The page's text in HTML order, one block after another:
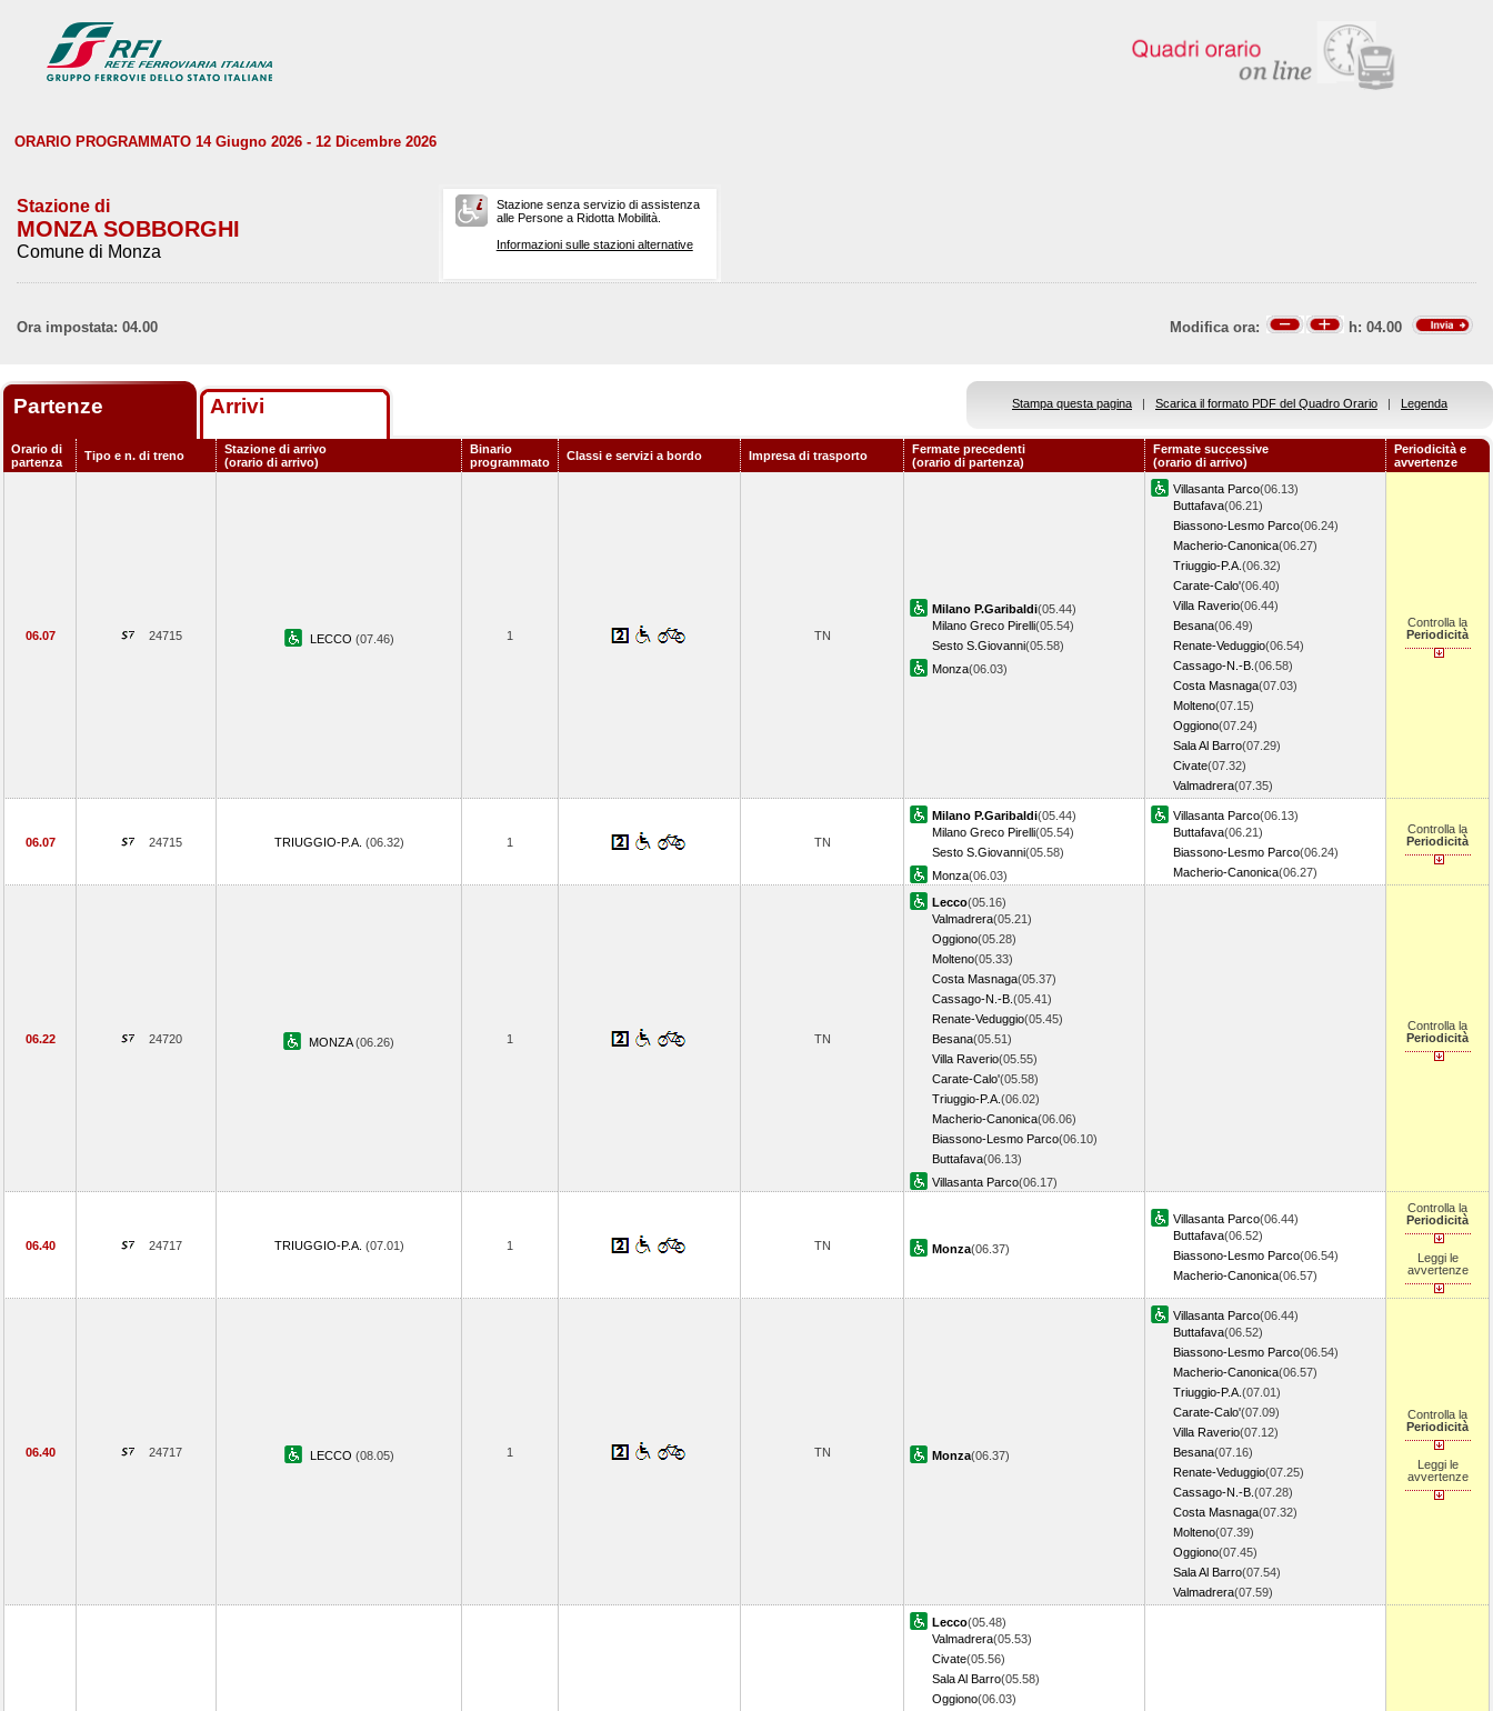
ORARIO PROGRAMMATO 14 Giugno 2026 - 12 Dicembre 2026
Stazione di
MONZA SOBBORGHI
Comune di Monza
Stazione senza servizio di assistenza
alle Persone a Ridotta Mobilità.
Informazioni sulle stazioni alternative
Ora impostata: 04.00 Modifica ora: h: 04.00
Partenze Arrivi Stampa questa pagina | Scarica il formato PDF del Quadro Orario | Legenda
Orario di
partenza
Tipo e n. di treno
Stazione di arrivo
(orario di arrivo)
Binario
programmato
Classi e servizi a bordo Impresa di trasporto
Fermate precedenti
(orario di partenza)
Fermate successive
(orario di arrivo)
Periodicità e
avvertenze
06.07 24715 LECCO (07.46) 1 TN
Milano P.Garibaldi(05.44)
Milano Greco Pirelli(05.54)
Sesto S.Giovanni(05.58)
Monza(06.03)
Villasanta Parco(06.13)
Buttafava(06.21)
Biassono-Lesmo Parco(06.24)
Macherio-Canonica(06.27)
Triuggio-P.A. (06.32)
Carate-Calo'(06.40)
Villa Raverio(06.44)
Besana(06.49)
Renate-Veduggio(06.54)
Cassago-N.-B. (06.58)
Costa Masnaga(07.03)
Molteno(07.15)
Oggiono(07.24)
Sala Al Barro(07.29)
Civate(07.32)
Valmadrera(07.35)
Controlla la
Periodicità
06.07 24715 TRIUGGIO-P.A. (06.32) 1 TN
Milano P.Garibaldi(05.44)
Milano Greco Pirelli(05.54)
Sesto S.Giovanni(05.58)
Monza(06.03)
Villasanta Parco(06.13)
Buttafava(06.21)
Biassono-Lesmo Parco(06.24)
Macherio-Canonica(06.27)
Controlla la
Periodicità
06.22 24720 MONZA(06.26) 1 TN
Lecco(05.16)
Valmadrera(05.21)
Oggiono(05.28)
Molteno(05.33)
Costa Masnaga(05.37)
Cassago-N.-B. (05.41)
Renate-Veduggio(05.45)
Besana(05.51)
Villa Raverio(05.55)
Carate-Calo'(05.58)
Triuggio-P.A. (06.02)
Macherio-Canonica(06.06)
Biassono-Lesmo Parco(06.10)
Buttafava(06.13)
Villasanta Parco(06.17)
Controlla la
Periodicità
06.40 24717 TRIUGGIO-P.A. (07.01) 1 TN Monza(06.37)
Villasanta Parco(06.44)
Buttafava(06.52)
Biassono-Lesmo Parco(06.54)
Macherio-Canonica(06.57)
Controlla la
Periodicità
Leggi le
avvertenze
06.40 24717 LECCO (08.05) 1 TN Monza(06.37)
Villasanta Parco(06.44)
Buttafava(06.52)
Biassono-Lesmo Parco(06.54)
Macherio-Canonica(06.57)
Triuggio-P.A. (07.01)
Carate-Calo'(07.09)
Villa Raverio(07.12)
Besana(07.16)
Renate-Veduggio(07.25)
Cassago-N.-B. (07.28)
Costa Masnaga(07.32)
Molteno(07.39)
Oggiono(07.45)
Sala Al Barro(07.54)
Valmadrera(07.59)
Controlla la
Periodicità
Leggi le
avvertenze
Lecco(05.48)
Valmadrera(05.53)
Civate(05.56)
Sala Al Barro(05.58)
Oggiono(06.03)